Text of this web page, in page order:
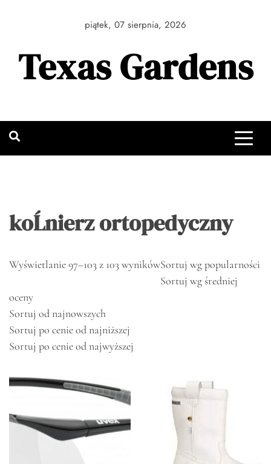
piątek, 07 sierpnia, 2026
Texas Gardens
koĹnierz ortopedyczny
Wyświetlanie 97–103 z 103 wynikówSortuj wg popularności
Sortuj wg średniej
oceny
Sortuj od najnowszych
Sortuj po cenie od najniższej
Sortuj po cenie od najwyższej